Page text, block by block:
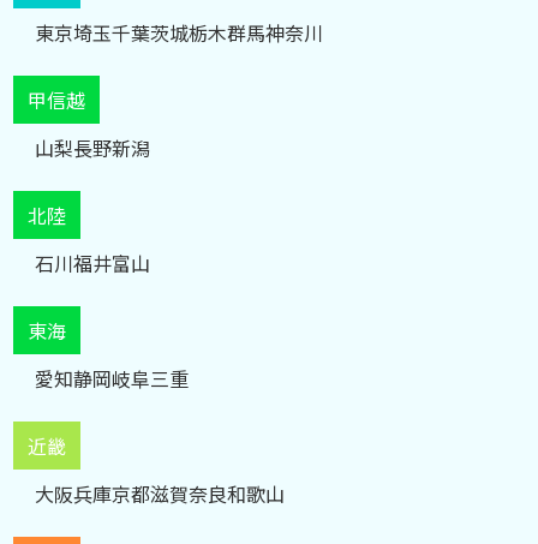
東京埼玉千葉茨城栃木群馬神奈川
甲信越
山梨長野新潟
北陸
石川福井富山
東海
愛知静岡岐阜三重
近畿
大阪兵庫京都滋賀奈良和歌山